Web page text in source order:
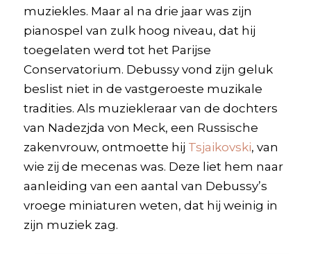
muziekles. Maar al na drie jaar was zijn
pianospel van zulk hoog niveau, dat hij
toegelaten werd tot het Parijse
Conservatorium. Debussy vond zijn geluk
beslist niet in de vastgeroeste muzikale
tradities. Als muziekleraar van de dochters
van Nadezjda von Meck, een Russische
zakenvrouw, ontmoette hij Tsjaikovski, van
wie zij de mecenas was. Deze liet hem naar
aanleiding van een aantal van Debussy’s
vroege miniaturen weten, dat hij weinig in
zijn muziek zag.